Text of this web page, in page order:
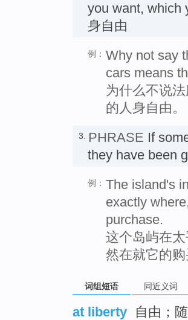
you want, which
身自由
例： Why not say
cars means
为什么不说
的人身自由。
3. PHRASE If
they have been
例： The island's
exactly
purchase.
这个岛屿在
然在就它的
词组短语 同近义词
at liberty
自由；